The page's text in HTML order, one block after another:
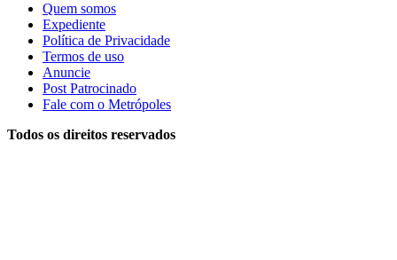
Quem somos
Expediente
Política de Privacidade
Termos de uso
Anuncie
Post Patrocinado
Fale com o Metrópoles
Todos os direitos reservados